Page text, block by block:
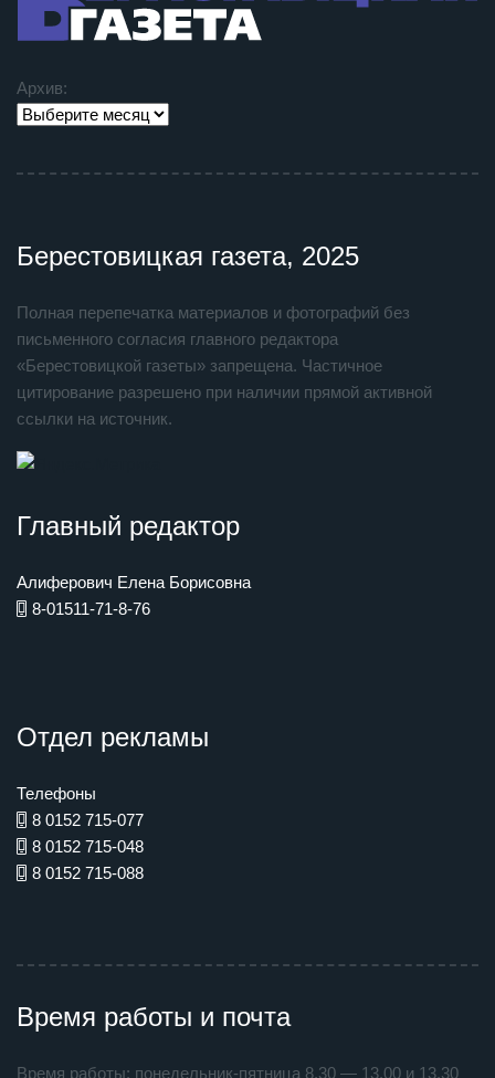
Архив:
Берестовицкая газета, 2025
Полная перепечатка материалов и фотографий без
письменного согласия главного редактора
«Берестовицкой газеты» запрещена. Частичное
цитирование разрешено при наличии прямой активной
ссылки на источник.
Главный редактор
Алиферович Елена Борисовна
8-01511-71-8-76
Отдел рекламы
Телефоны
8 0152 715-077
8 0152 715-048
8 0152 715-088
Время работы и почта
Время работы: понедельник-пятница 8.30 — 13.00 и 13.30